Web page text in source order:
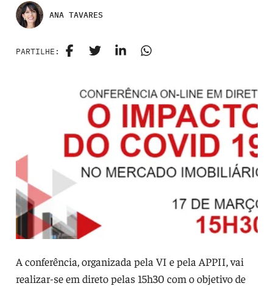
ANA TAVARES
PARTILHE:
A conferência, organizada pela VI e pela APPII, vai
realizar-se em direto pelas 15h30 com o objetivo de